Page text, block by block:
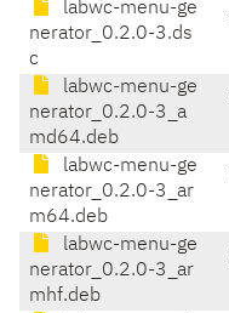
labwc-menu-ge
nerator_0.2.0-3.ds
c
labwc-menu-ge
nerator_0.2.0-3_a
md64.deb
labwc-menu-ge
nerator_0.2.0-3_ar
m64.deb
labwc-menu-ge
nerator_0.2.0-3_ar
mhf.deb